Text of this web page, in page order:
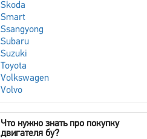
Skoda
Smart
Ssangyong
Subaru
Suzuki
Toyota
Volkswagen
Volvo
Что нужно знать про покупку
двигателя бу?